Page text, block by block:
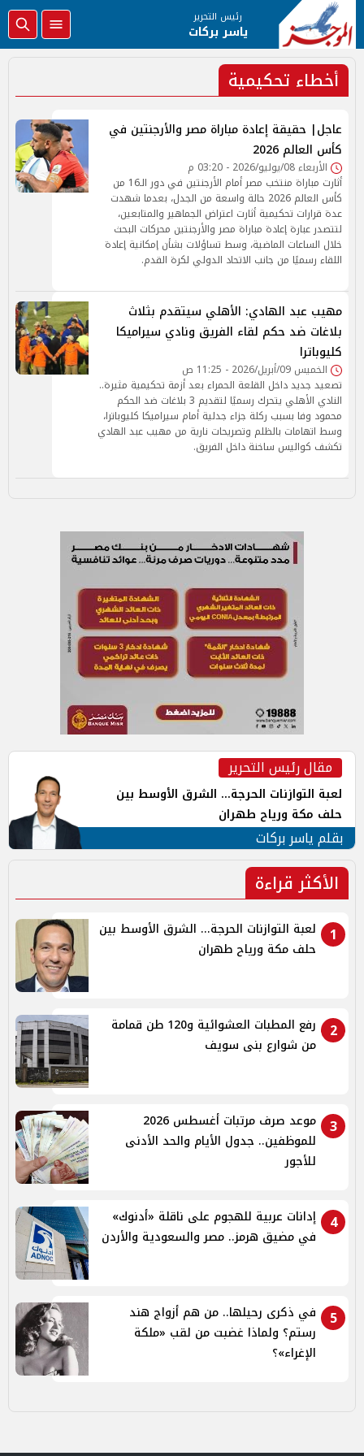
رئيس التحرير
ياسر بركات
أخطاء تحكيمية
عاجل| حقيقة إعادة مباراة مصر والأرجنتين في
كأس العالم 2026
الأربعاء 08/يوليو/2026 - 03:20 م
أثارت مباراة منتخب مصر أمام الأرجنتين في دور الـ16 من
كأس العالم 2026 حالة واسعة من الجدل، بعدما شهدت
عدة قرارات تحكيمية أثارت اعتراض الجماهير والمتابعين،
لتتصدر عبارة إعادة مباراة مصر والأرجنتين محركات البحث
خلال الساعات الماضية، وسط تساؤلات بشأن إمكانية إعادة
اللقاء رسميًا من جانب الاتحاد الدولي لكرة القدم.
مهيب عبد الهادي: الأهلي سيتقدم بثلاث
بلاغات ضد حكم لقاء الفريق ونادي سيراميكا
كليوباترا
الخميس 09/أبريل/2026 - 11:25 ص
تصعيد جديد داخل القلعة الحمراء بعد أزمة تحكيمية مثيرة..
النادي الأهلي يتحرك رسميًا لتقديم 3 بلاغات ضد الحكم
محمود وفا بسبب ركلة جزاء جدلية أمام سيراميكا كليوباترا،
وسط اتهامات بالظلم وتصريحات نارية من مهيب عبد الهادي
تكشف كواليس ساخنة داخل الفريق.
مقال رئيس التحرير
لعبة التوازنات الحرجة... الشرق الأوسط بين
حلف مكة ورياح طهران
بقلم ياسر بركات
الأكثر قراءة
1
لعبة التوازنات الحرجة... الشرق الأوسط بين
حلف مكة ورياح طهران
2
رفع المطبات العشوائية و120 طن قمامة
من شوارع بنى سويف
3
موعد صرف مرتبات أغسطس 2026
للموظفين.. جدول الأيام والحد الأدنى
للأجور
4
إدانات عربية للهجوم على ناقلة «أدنوك»
في مضيق هرمز.. مصر والسعودية والأردن
5
في ذكرى رحيلها.. من هم أزواج هند
رستم؟ ولماذا غضبت من لقب «ملكة
الإغراء»؟